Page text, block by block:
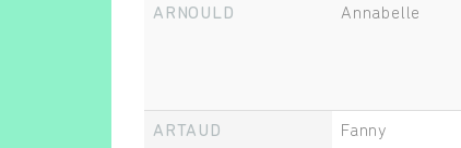
ARNOULD Annabelle
ARTAUD Fanny